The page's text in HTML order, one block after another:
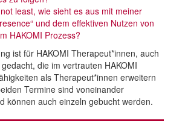
least, wie sieht es aus mit meiner
und dem effektiven Nutzen von
HAKOMI Prozess?
ist für HAKOMI Therapeut*innen, auch
die im vertrauten HAKOMI
als Therapeut*innen erweitern
Termine sind voneinander
können auch einzeln gebucht werden.